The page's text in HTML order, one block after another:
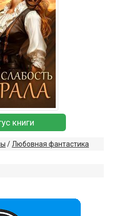
книги
/ Любовная фантастика